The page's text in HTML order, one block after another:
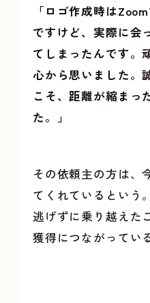
「ロゴ作成時は
ですけど、実際に会
てしまったんです。
心から思いました。
こそ、距離が縮まっ
た。」
その依頼主の方は、
てくれているという
逃げずに乗り越えた
獲得につながってい